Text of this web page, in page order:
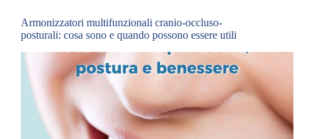
Armonizzatori multifunzionali cranio-occluso-
posturali: cosa sono e quando possono essere utili